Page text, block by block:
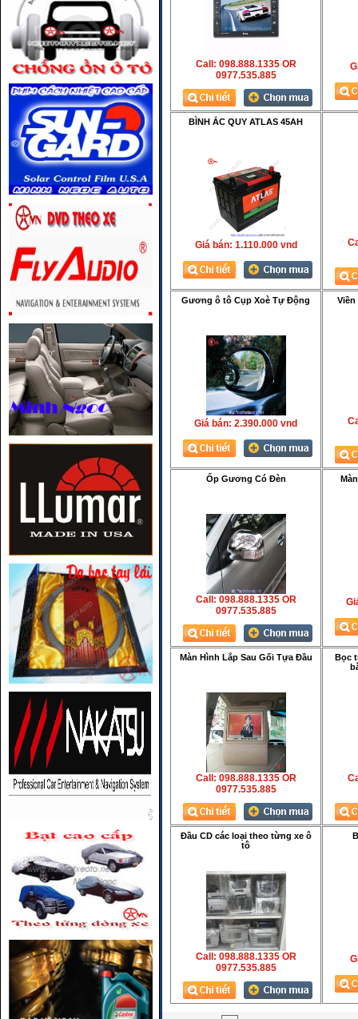
Call: 098.888.1335 OR
0977.535.885
BÌNH ẮC QUY ATLAS 45AH
Giá bán: 1.110.000 vnd
Gương ô tô Cụp Xoè Tự Động
Giá bán: 2.390.000 vnd
Viền
Ốp Gương Có Đèn
Call: 098.888.1335 OR
0977.535.885
Màn Hình Lắp Sau Gối Tựa Đầu
Call: 098.888.1335 OR
0977.535.885
Bọc
Đầu CD các loại theo từng xe ô
tô
Call: 098.888.1335 OR
0977.535.885